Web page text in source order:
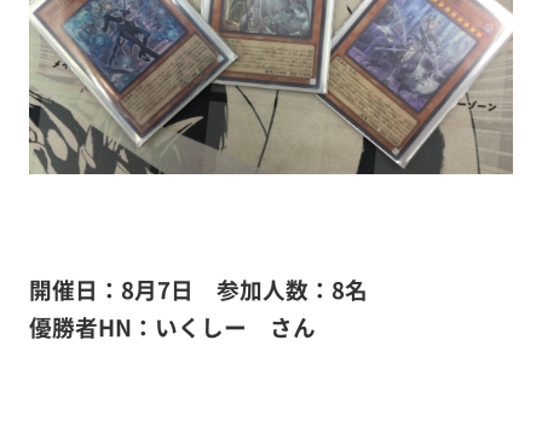
開催日：8月7日 参加人数：8名
優勝者HN：いくしー さん